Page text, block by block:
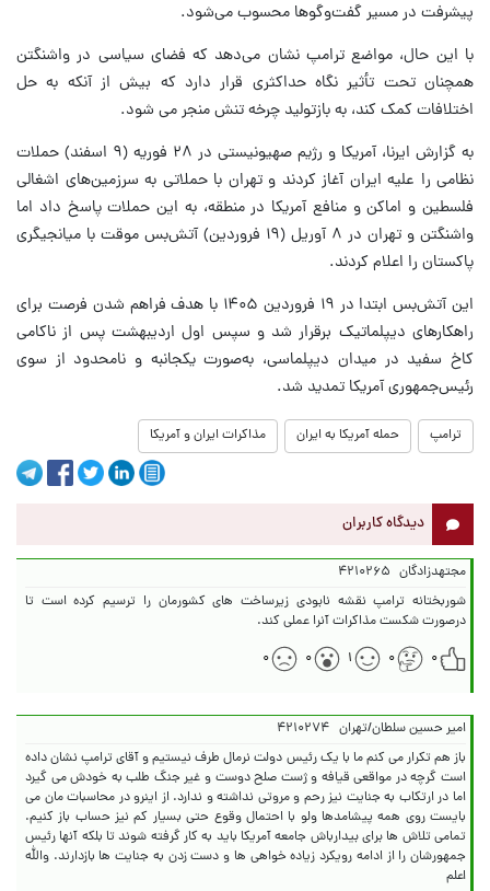
پیشرفت در مسیر گفت‌وگوها محسوب می‌شود.
با این حال، مواضع ترامپ نشان می‌دهد که فضای سیاسی در واشنگتن
همچنان تحت تأثیر نگاه حداکثری قرار دارد که بیش از آنکه به حل
اختلافات کمک کند، به بازتولید چرخه تنش منجر می شود.
به گزارش ایرنا، آمریکا و رژیم صهیونیستی در ۲۸ فوریه (۹ اسفند) حملات
نظامی را علیه ایران آغاز کردند و تهران با حملاتی به سرزمین‌های اشغالی
فلسطین و اماکن و منافع آمریکا در منطقه، به این حملات پاسخ داد اما
واشنگتن و تهران در ۸ آوریل (۱۹ فروردین) آتش‌بس موقت با میانجیگری
پاکستان را اعلام کردند.
این آتش‌بس ابتدا در ۱۹ فروردین ۱۴۰۵ با هدف فراهم شدن فرصت برای
راهکارهای دیپلماتیک برقرار شد و سپس اول اردیبهشت پس از ناکامی
کاخ سفید در میدان دیپلماسی، به‌صورت یکجانبه و نامحدود از سوی
رئیس‌جمهوری آمریکا تمدید شد.
ترامپ حمله آمریکا به ایران مذاکرات ایران و آمریکا
دیدگاه کاربران
مجتهدزادگان ۴۲۱۰۲۶۵
شوربختانه ترامپ نقشه نابودی زیرساخت های کشورمان را ترسیم کرده است تا
درصورت شکست مذاکرات آنرا عملی کند.
۰
۰ ۱ ۰ ۰
امیر حسین سلطان/تهران ۴۲۱۰۲۷۴
باز هم تکرار می کنم ما با یک رئیس دولت نرمال طرف نیستیم و آقای ترامپ نشان داده
است گرچه در مواقعی قیافه و ژست صلح دوست و غیر جنگ طلب به خودش می گیرد
اما در ارتکاب به جنایت نیز رحم و مروتی نداشته و ندارد. از اینرو در محاسبات مان می
بایست روی همه پیشامدها ولو با احتمال وقوع حتی بسیار کم نیز حساب باز کنیم.
تمامی تلاش ها برای بیدارباش جامعه آمریکا باید به کار گرفته شوند تا بلکه آنها رئیس
جمهورشان را از ادامه رویکرد زیاده خواهی ها و دست زدن به جنایت ها بازدارند. والله
اعلم